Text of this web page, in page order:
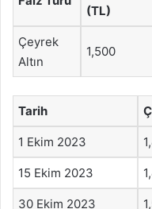
(TL)
Çeyrek
Altın
1,500
Tarih
1 Ekim 2023
15 Ekim 2023
30 Ekim 2023